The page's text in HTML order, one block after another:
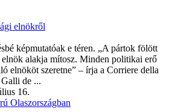
elnökről
képmutatóak e téren. „A pártok fölött
elnök alakja mítosz. Minden politikai erő
elnököt szeretne” – írja a Corriere della
Galli de ...
16.
Olaszországban